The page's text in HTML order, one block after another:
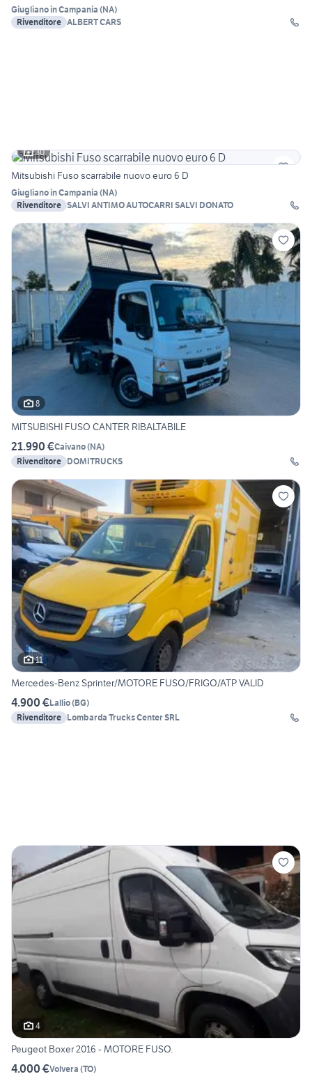
Giugliano in Campania (NA)
Rivenditore ALBERT CARS
30
Mitsubishi Fuso scarrabile nuovo euro 6 D
Giugliano in Campania (NA)
Rivenditore SALVI ANTIMO AUTOCARRI SALVI DONATO
8
MITSUBISHI FUSO CANTER RIBALTABILE
21.990 €Caivano(NA)
Rivenditore DOMITRUCKS
11
Mercedes-Benz Sprinter/MOTORE FUSO/FRIGO/ATP VALID
4.900 €Lallio(BG)
Rivenditore Lombarda Trucks Center SRL
4
Peugeot Boxer 2016 - MOTORE FUSO.
4.000 €Volvera (TO)